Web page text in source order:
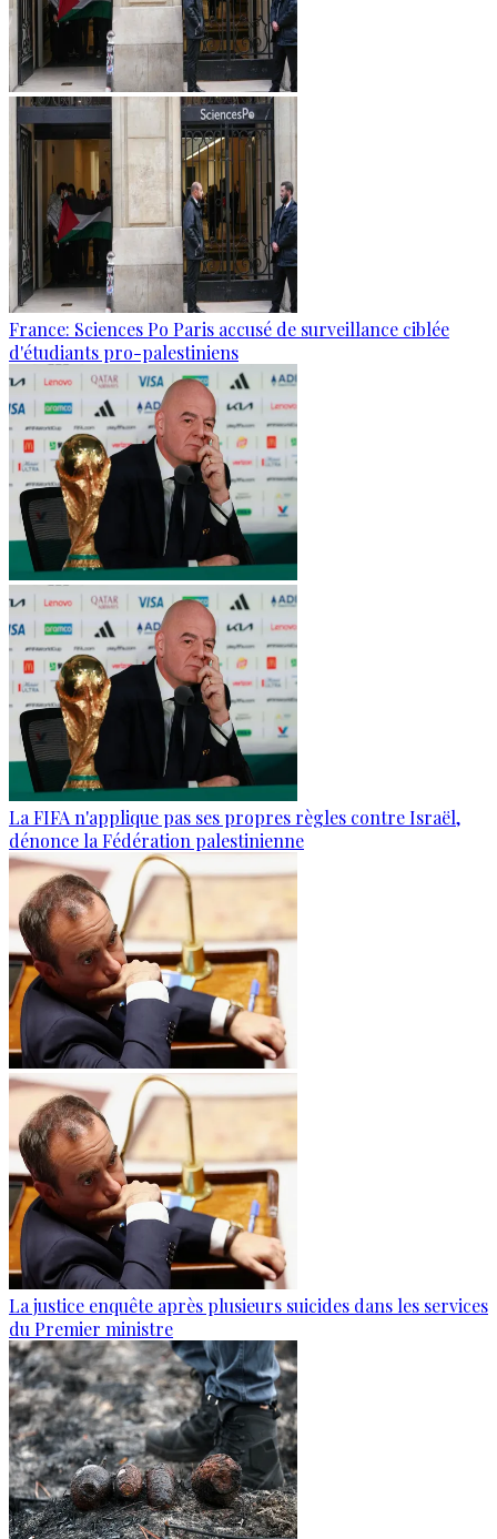
France: Sciences Po Paris accusé de surveillance ciblée
d'étudiants pro-palestiniens
La FIFA n'applique pas ses propres règles contre Israël,
dénonce la Fédération palestinienne
La justice enquête après plusieurs suicides dans les services
du Premier ministre